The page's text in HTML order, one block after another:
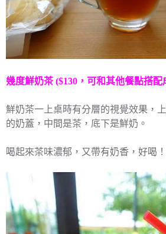
幾度鮮奶茶 ($130，可和其他餐點搭配
鮮奶茶一上桌時有分層的視覺效果，
的奶蓋，中間是茶，底下是鮮奶。
喝起來茶味濃郁，又帶有奶香，好喝！